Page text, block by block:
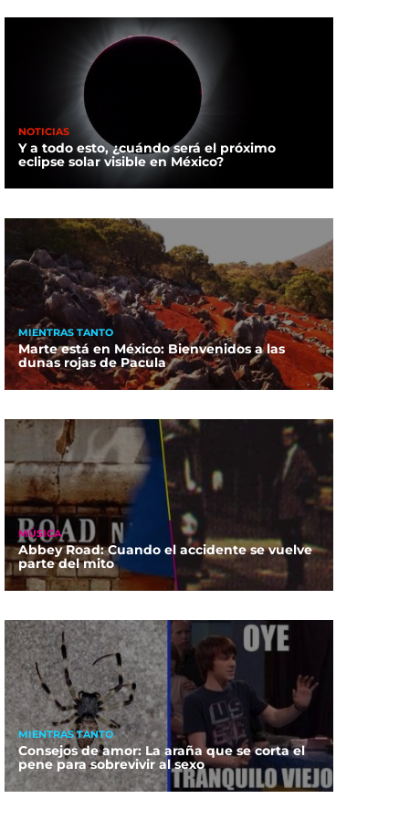
NOTICIAS
Y a todo esto, ¿cuándo será el próximo
eclipse solar visible en México?
MIENTRAS TANTO
Marte está en México: Bienvenidos a las
dunas rojas de Pacula
MÚSICA
Abbey Road: Cuando el accidente se vuelve
parte del mito
MIENTRAS TANTO
Consejos de amor: La araña que se corta el
pene para sobrevivir al sexo